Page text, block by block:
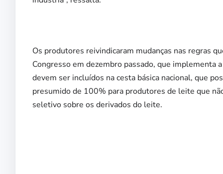
Os produtores reivindicaram mudanças nas regras
Congresso em dezembro passado, que
devem ser incluídos na cesta básica nacional, que
presumido de 100% para produtores de leite que
seletivo sobre os derivados do leite.